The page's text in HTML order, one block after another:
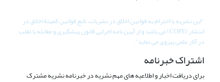
"این نشریه با احترام به قوانین اخلاق در نشریات، تابع قوانین کمیتۀ اخلاق در
انتشار (COPE) می باشد و از آیین نامه اجرایی قانون پیشگیری و مقابله با تقلب
در آثار علمی پیروی می نماید".
اشتراک خبرنامه
برای دریافت اخبار و اطلاعیه های مهم نشریه در خبرنامه نشریه مشترک